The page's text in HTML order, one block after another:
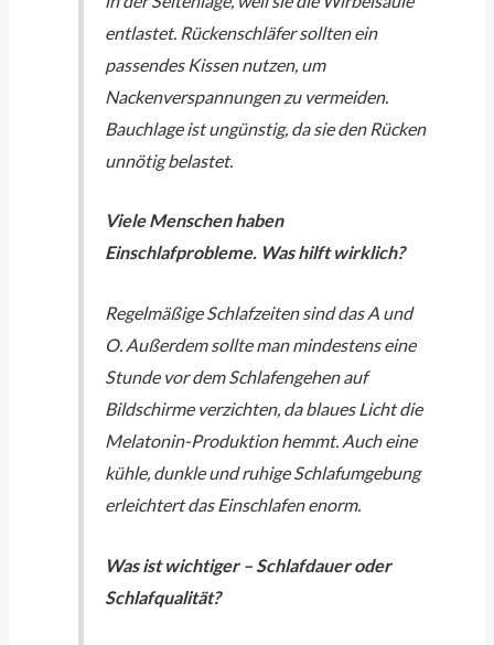
entlastet. Rückenschläfer sollten ein
passendes Kissen nutzen, um
Nackenverspannungen zu vermeiden.
Bauchlage ist ungünstig, da sie den Rücken
unnötig belastet.
Viele Menschen haben
Einschlafprobleme. Was hilft wirklich?
Regelmäßige Schlafzeiten sind das A und
O. Außerdem sollte man mindestens eine
Stunde vor dem Schlafengehen auf
Bildschirme verzichten, da blaues Licht die
Melatonin-Produktion hemmt. Auch eine
kühle, dunkle und ruhige Schlafumgebung
erleichtert das Einschlafen enorm.
Was ist wichtiger – Schlafdauer oder
Schlafqualität?